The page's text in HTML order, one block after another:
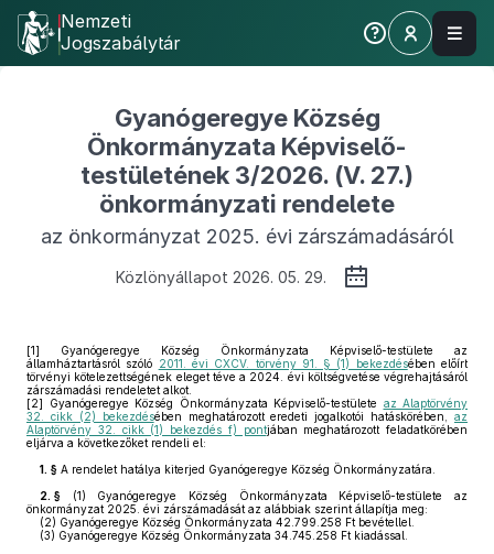
Nemzeti
Jogszabálytár
Gyanógeregye Község
Önkormányzata Képviselő-
testületének 3/2026. (V. 27.)
önkormányzati rendelete
az önkormányzat 2025. évi zárszámadásáról
Közlönyállapot 2026. 05. 29.
[1] Gyanógeregye Község Önkormányzata Képviselő-testülete az
államháztartásról szóló 2011. évi CXCV. törvény 91. § (1) bekezdésében előírt
törvényi kötelezettségének eleget téve a 2024. évi költségvetése végrehajtásáról
zárszámadási rendeletet alkot.
[2] Gyanógeregye Község Önkormányzata Képviselő-testülete az Alaptörvény
32. cikk (2) bekezdésében meghatározott eredeti jogalkotói hatáskörében, az
Alaptörvény 32. cikk (1) bekezdés f) pontjában meghatározott feladatkörében
eljárva a következőket rendeli el:
1. § A rendelet hatálya kiterjed Gyanógeregye Község Önkormányzatára.
2. § (1) Gyanógeregye Község Önkormányzata Képviselő-testülete az
önkormányzat 2025. évi zárszámadását az alábbiak szerint állapítja meg:
(2) Gyanógeregye Község Önkormányzata 42.799.258 Ft bevétellel.
(3) Gyanógeregye Község Önkormányzata 34.745.258 Ft kiadással.